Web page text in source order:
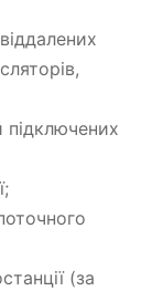
підключених
(за